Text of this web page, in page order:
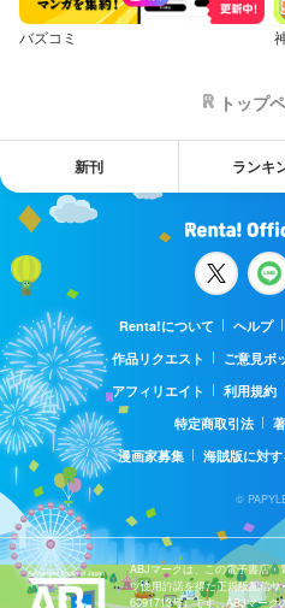
バズコミ
トップ
新刊 ランキ
Renta!について ヘルプ
作品リクエスト
ご意見ボ
アフィリエイト
利用規約
特定商取引法
漫画家募集
海賊版に対
©
ABJマークは、この電子書店
ツ使用許諾を得た正規版配信
6091713号）です。ABJマーク